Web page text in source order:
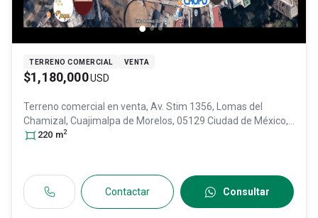
TERRENO COMERCIAL VENTA
$1,180,000USD
Terreno comercial en venta, Av. Stim 1356, Lomas del
Chamizal, Cuajimalpa de Morelos, 05129 Ciudad de México,
CDMX #1356, Col. Lomas del Chamizal,
220 m2
Contactar Consultar